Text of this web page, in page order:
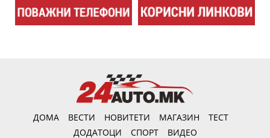
ДОМА ВЕСТИ НОВИТЕТИ МАГАЗИН
ТЕСТ
ДОДАТОЦИ
СПОРТ ВИДЕО